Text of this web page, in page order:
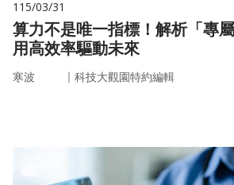
115/03/31
算力不是唯一指標！解析「專
用高效率驅動未來
寒波 ｜ 科技大觀園特約編輯